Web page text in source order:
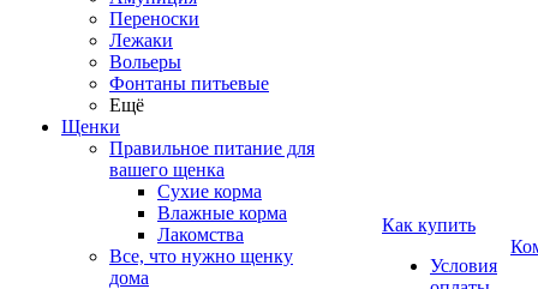
Переноски
Лежаки
Вольеры
Фонтаны питьевые
Ещё
Щенки
Правильное питание для
вашего щенка
Сухие корма
Влажные корма
Лакомства
Все, что нужно щенку
дома
Как купить
Условия